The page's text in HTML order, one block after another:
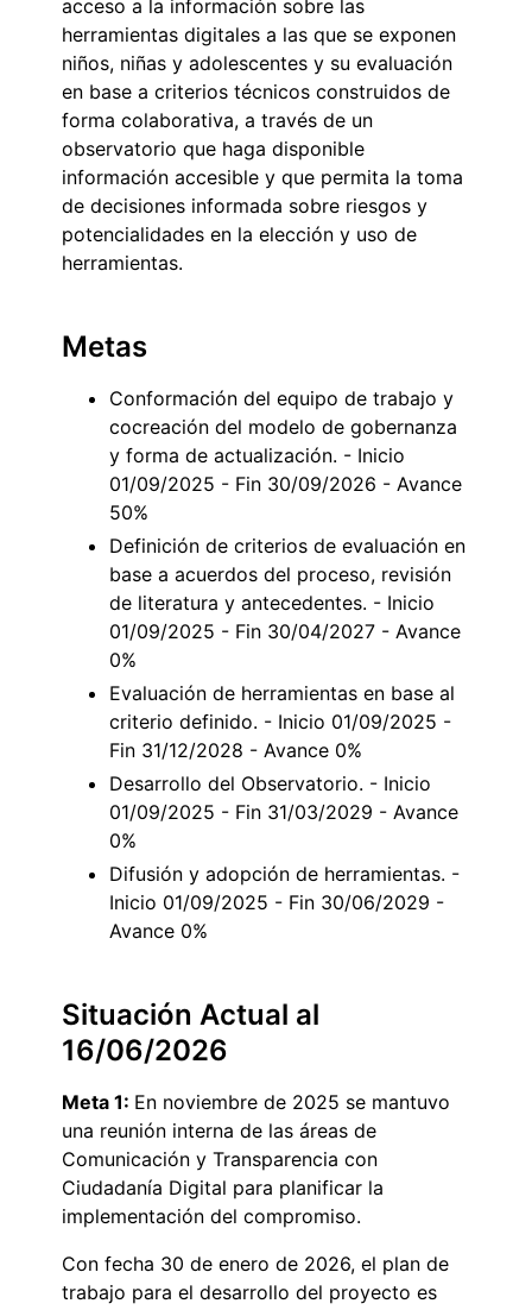
acceso a la información sobre las
herramientas digitales a las que se exponen
niños, niñas y adolescentes y su evaluación
en base a criterios técnicos construidos de
forma colaborativa, a través de un
observatorio que haga disponible
información accesible y que permita la toma
de decisiones informada sobre riesgos y
potencialidades en la elección y uso de
herramientas.
Metas
Conformación del equipo de trabajo y
cocreación del modelo de gobernanza
y forma de actualización. - Inicio
01/09/2025 - Fin 30/09/2026 - Avance
50%
Definición de criterios de evaluación en
base a acuerdos del proceso, revisión
de literatura y antecedentes. - Inicio
01/09/2025 - Fin 30/04/2027 - Avance
0%
Evaluación de herramientas en base al
criterio definido. - Inicio 01/09/2025 -
Fin 31/12/2028 - Avance 0%
Desarrollo del Observatorio. - Inicio
01/09/2025 - Fin 31/03/2029 - Avance
0%
Difusión y adopción de herramientas. -
Inicio 01/09/2025 - Fin 30/06/2029 -
Avance 0%
Situación Actual al
16/06/2026
Meta 1: En noviembre de 2025 se mantuvo
una reunión interna de las áreas de
Comunicación y Transparencia con
Ciudadanía Digital para planificar la
implementación del compromiso.
Con fecha 30 de enero de 2026, el plan de
trabajo para el desarrollo del proyecto es